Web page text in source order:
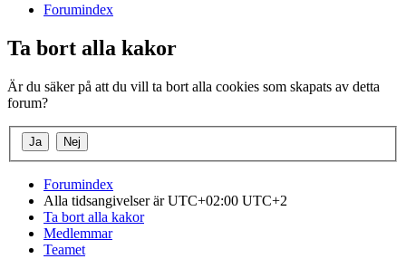
Forumindex
Ta bort alla kakor
Är du säker på att du vill ta bort alla cookies som skapats av detta
forum?
Forumindex
Alla tidsangivelser är UTC+02:00 UTC+2
Ta bort alla kakor
Medlemmar
Teamet